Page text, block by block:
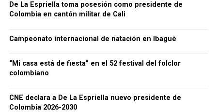
De La Espriella toma posesión como presidente de
Colombia en cantón militar de Cali
Campeonato internacional de natación en Ibagué
“Mi casa está de fiesta” en el 52 festival del folclor
colombiano
CNE declara a De La Espriella nuevo presidente de
Colombia 2026-2030